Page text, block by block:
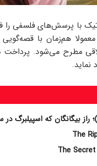
با پرسش‌های فلسفی را
هم‌زمان با
مطرح می‌شود. پرداخت
نماید.